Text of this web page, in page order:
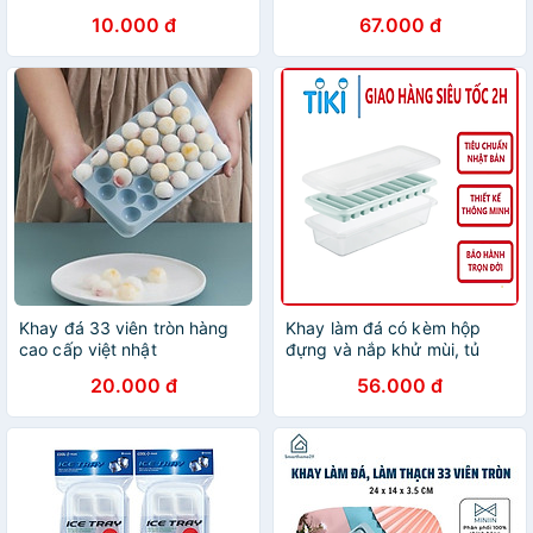
Làm Thạch 33 Ô
10.000 đ 67.000 đ
Khay đá 33 viên tròn hàng
cao cấp việt nhật
20.000 đ
Khay làm đá có kèm hộp
đựng và nắp khử mùi, tủ
56.000 đ